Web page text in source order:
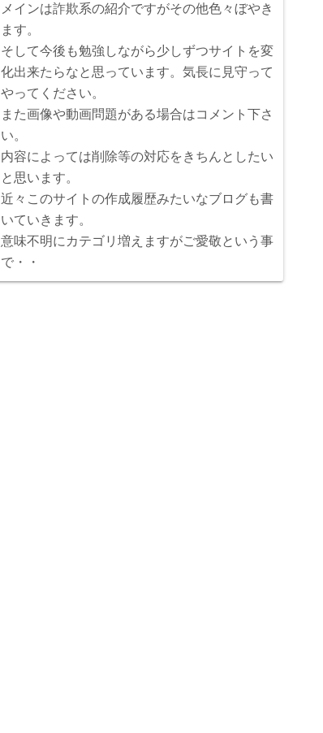
メインは詐欺系の紹介ですがその他色々ぼやき
ます。
そして今後も勉強しながら少しずつサイトを変
化出来たらなと思っています。気長に見守って
やってください。
また画像や動画問題がある場合はコメント下さ
い。
内容によっては削除等の対応をきちんとしたい
と思います。
近々このサイトの作成履歴みたいなブログも書
いていきます。
意味不明にカテゴリ増えますがご愛敬という事
で・・